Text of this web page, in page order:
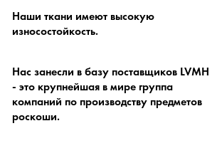
Наши ткани имеют высокую
износостойкость.
Нас занесли в базу поставщиков LVMH
- это крупнейшая в мире группа
компаний по производству предметов
роскоши.